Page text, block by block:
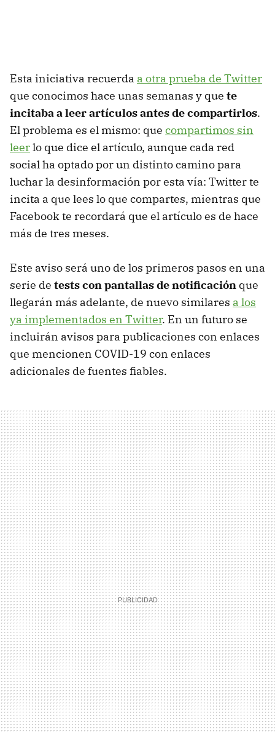
Esta iniciativa recuerda a otra prueba de Twitter
que conocimos hace unas semanas y que te
incitaba a leer artículos antes de compartirlos.
El problema es el mismo: que compartimos sin
leerlo que dice el artículo, aunque cada red
social ha optado por un distinto camino para
luchar la desinformación por esta vía: Twitter te
incita a que lees lo que compartes, mientras que
Facebook te recordará que el artículo es de hace
más de tres meses.
Este aviso será uno de los primeros pasos en una
serie de tests con pantallas de notificación que
llegarán más adelante, de nuevo similares a los
ya implementados en Twitter. En un futuro se
incluirán avisos para publicaciones con enlaces
que mencionen COVID-19 con enlaces
adicionales de fuentes fiables.